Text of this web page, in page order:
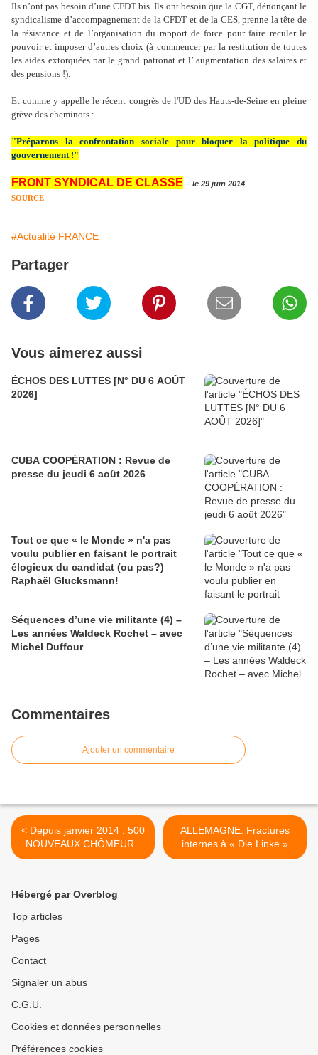
Ils n’ont pas besoin d’une CFDT bis. Ils ont besoin que la CGT, dénonçant le
syndicalisme d’accompagnement de la CFDT et de la CES, prenne la tête de
la résistance et de l’organisation du rapport de force pour faire reculer le
pouvoir et imposer d’autres choix (à commencer par la restitution de toutes
les aides extorquées par le grand patronat et l’ augmentation des salaires et
des pensions !).
Et comme y appelle le récent congrès de l'UD des Hauts-de-Seine en pleine
grève des cheminots :
"Préparons la confrontation sociale pour bloquer la politique du
gouvernement !"
FRONT SYNDICAL DE CLASSE - le 29 juin 2014
SOURCE
#Actualité FRANCE
Partager
Vous aimerez aussi
ÉCHOS DES LUTTES [N° DU 6 AOÛT
2026]
CUBA COOPÉRATION : Revue de
presse du jeudi 6 août 2026
Tout ce que « le Monde » n'a pas
voulu publier en faisant le portrait
élogieux du candidat (ou pas?)
Raphaël Glucksmann!
Séquences d’une vie militante (4) –
Les années Waldeck Rochet – avec
Michel Duffour
Commentaires
Ajouter un commentaire
< Depuis janvier 2014 : 500
NOUVEAUX CHÔMEURS
PAR JOUR, au total 5 320
ALLEMAGNE: Fractures
internes à « Die Linke »
prête à sacrifier le combat
Hébergé par Overblog
Top articles
Pages
Contact
Signaler un abus
C.G.U.
Cookies et données personnelles
Préférences cookies